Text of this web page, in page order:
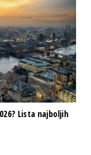
Lista najboljih